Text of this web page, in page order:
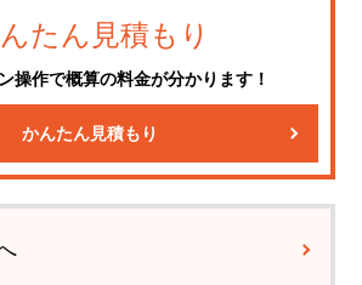
たん見積もり
操作で概算の料金が分かります！
かんたん見積もり